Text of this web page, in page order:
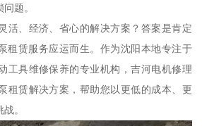
题。
活、经济、省心的解决方案？答案是肯定
赁服务应运而生。作为沈阳本地专注于
工具维修保养的专业机构，吉河电机修理
租赁解决方案，帮助您以更低的成本、更
。